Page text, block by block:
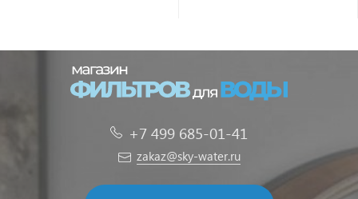
+7 499 685-01-41
zakaz@sky-water.ru